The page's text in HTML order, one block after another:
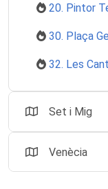
20. Pintor
30. Plaça
32. Les
Set i Mig
Venècia